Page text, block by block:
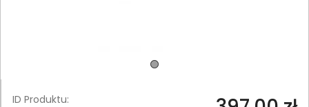
ID Produktu: